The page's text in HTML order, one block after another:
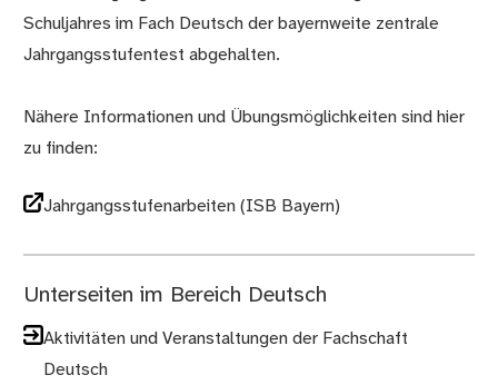
Schuljahres im Fach Deutsch der bayernweite zentrale
Jahrgangsstufentest abgehalten.
Nähere Informationen und Übungsmöglichkeiten sind hier
zu finden:
Jahrgangsstufenarbeiten (ISB Bayern)
Unterseiten im Bereich Deutsch
Aktivitäten und Veranstaltungen der Fachschaft
Deutsch